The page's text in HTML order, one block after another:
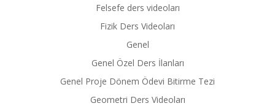
Felsefe ders videoları
Fizik Ders Videoları
Genel
Genel Özel Ders İlanları
Genel Proje Dönem Ödevi Bitirme Tezi
Geometri Ders Videoları